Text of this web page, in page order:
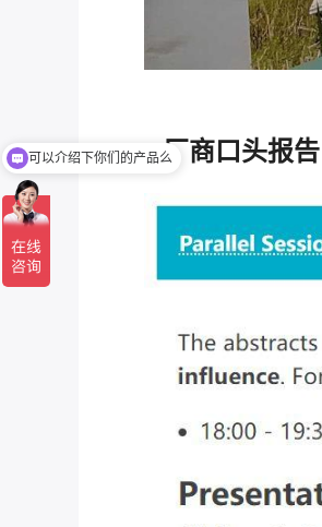
2.厂商口头报告
可以介绍下你们的产品么